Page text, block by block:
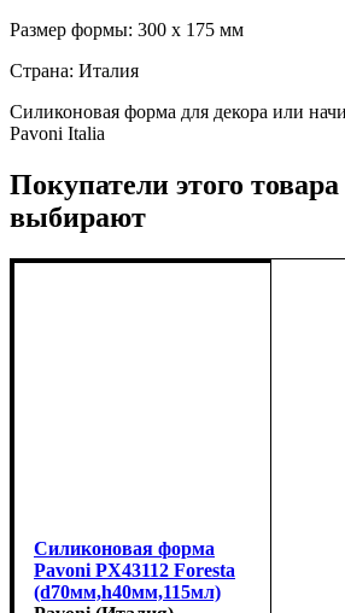
Размер формы: 300 х 175 мм
Страна: Италия
Силиконовая форма для декора или
Pavoni Italia
Покупатели этого
выбирают
Силиконовая форма
Pavoni PX43112 Foresta
(d70мм,h40мм,115мл)